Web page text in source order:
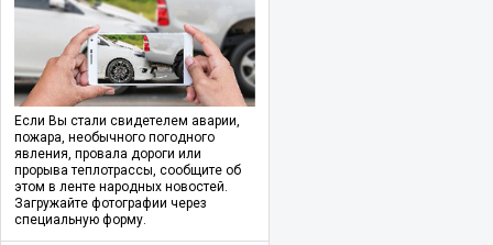
Если Вы стали свидетелем аварии,
пожара, необычного погодного
явления, провала дороги или
прорыва теплотрассы, сообщите об
этом в ленте народных новостей.
Загружайте фотографии через
специальную форму.